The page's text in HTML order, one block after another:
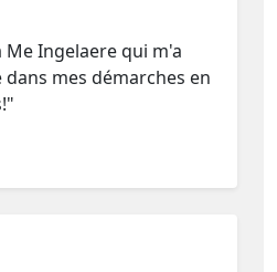
Ingelaere qui m'a
mes démarches en